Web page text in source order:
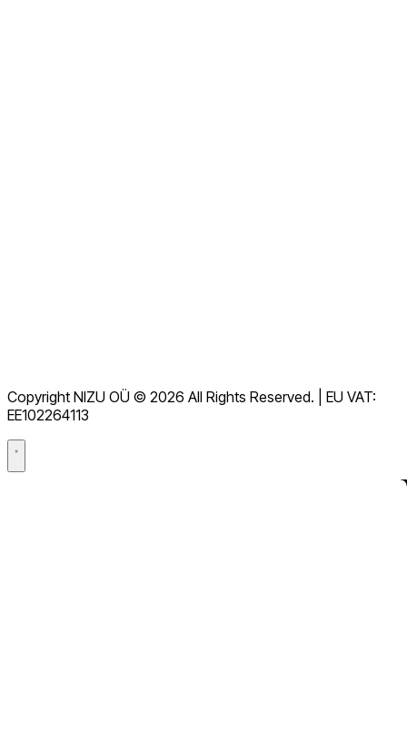
RGPD
Acuerdo de procesamiento de datos (DPA)
Copyright NIZU OÜ © 2026 All Rights Reserved. | EU VAT:
EE102264113